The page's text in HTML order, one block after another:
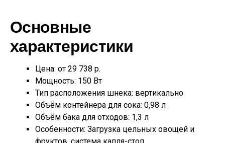
Основные
характеристики
Цена: от 29 738 р.
Мощность: 150 Вт
Тип расположения шнека: вертикально
Объём контейнера для сока: 0,98 л
Объём бака для отходов: 1,3 л
Особенности: Загрузка цельных овощей и